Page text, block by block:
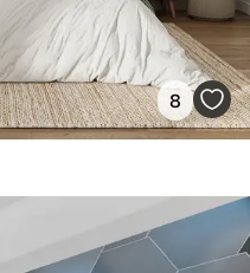
8